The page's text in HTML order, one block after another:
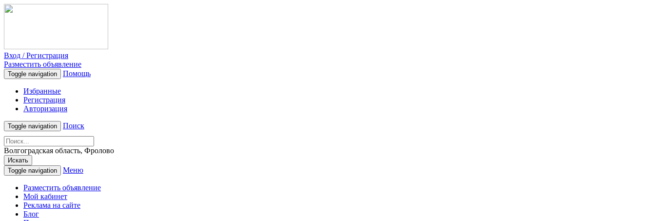
Вход / Регистрация
Разместить объявление
Toggle navigation Помощь
Избранные
Регистрация
Авторизация
Toggle navigation Поиск
Волгоградская область, Фролово
Искать
Toggle navigation
Меню
Разместить объявление
Мой кабинет
Реклама на сайте
Блог